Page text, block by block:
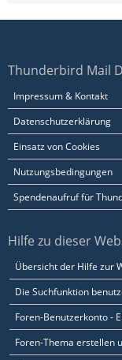
Thunderbird Mail
Impressum & Kontakt
Datenschutzerklärung
Einsatz von Cookies
Nutzungsbedingungen
Spendenaufruf für
Hilfe zu dieser
Übersicht der Hilfe zur
Die Suchfunktion
Foren-Benutzerkonto -
Foren-Thema erstellen